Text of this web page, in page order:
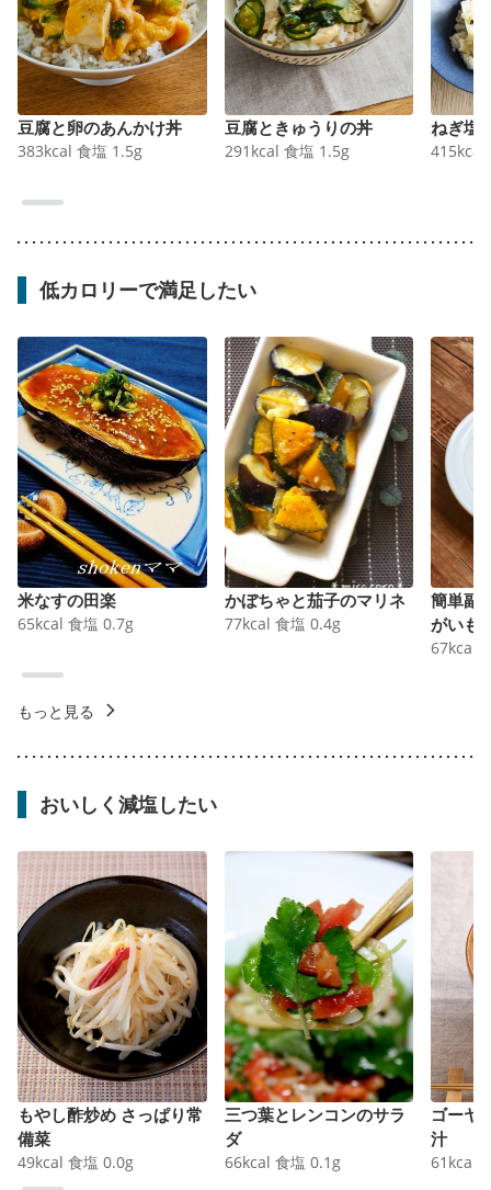
豆腐と卵のあんかけ丼
383kcal 食塩 1.5g
豆腐ときゅうりの丼
291 kcal 食塩 1.5g
ねぎ塩
415kcal
低カロリーで満足したい
米なすの田楽
65kcal 食塩 0.7g
かぼちゃと茄子のマリネ
77kcal 食塩 0.4g
簡単副
がいも
67kcal
もっと見る
おいしく減塩したい
もやし酢炒め さっぱり常
備菜
49kcal 食塩 0.0g
三つ葉とレンコンのサラ
ダ
66kcal 食塩 0.1 g
ゴーヤ
汁
61 kcal